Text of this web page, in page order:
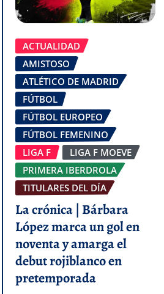
ACTUALIDAD
AMISTOSO
ATLÉTICO DE MADRID
FÚTBOL
FÚTBOL EUROPEO
FÚTBOL FEMENINO
LIGA F
LIGA F MOEVE
PRIMERA IBERDROLA
TITULARES DEL DÍA
La crónica | Bárbara
López marca un gol en
noventa y amarga el
debut rojiblanco en
pretemporada